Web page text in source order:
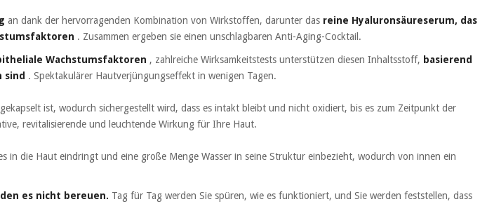
an dank der hervorragenden Kombination von Wirkstoffen, darunter das reine Hyaluronsäureserum, das
. Zusammen ergeben sie einen unschlagbaren Anti-Aging-Cocktail.
Wachstumsfaktoren , zahlreiche Wirksamkeitstests unterstützen diesen Inhaltsstoff, basierend
sind . Spektakulärer Hautverjüngungseffekt in wenigen Tagen.
ist, wodurch sichergestellt wird, dass es intakt bleibt und nicht oxidiert, bis es zum Zeitpunkt der
revitalisierende und leuchtende Wirkung für Ihre Haut.
in die Haut eindringt und eine große Menge Wasser in seine Struktur einbezieht, wodurch von innen ein
es nicht bereuen. Tag für Tag werden Sie spüren, wie es funktioniert, und Sie werden feststellen, dass